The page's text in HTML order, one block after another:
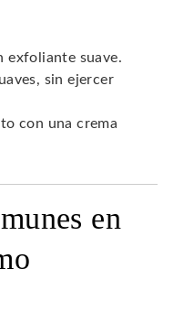
exfoliante suave.
sin ejercer
con una crema
en